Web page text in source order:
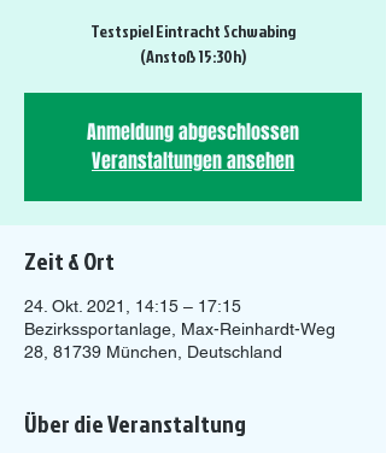
Testspiel Eintracht Schwabing
(Anstoß 15:30h)
Anmeldung abgeschlossen
Veranstaltungen ansehen
Zeit & Ort
24. Okt. 2021, 14:15 – 17:15
Bezirkssportanlage, Max-Reinhardt-Weg
28, 81739 München, Deutschland
Über die Veranstaltung